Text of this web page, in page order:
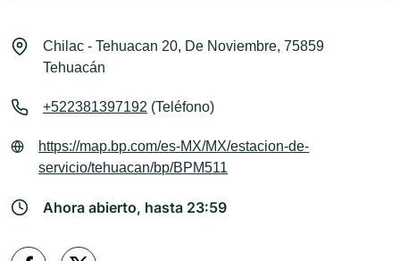
Chilac - Tehuacan 20, De Noviembre, 75859
Tehuacán
+522381397192 (Teléfono)
https://map.bp.com/es-MX/MX/estacion-de-
servicio/tehuacan/bp/BPM511
Ahora abierto, hasta 23:59